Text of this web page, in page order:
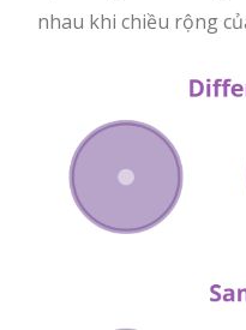
nhau khi chiều rộng